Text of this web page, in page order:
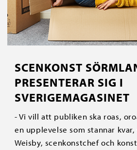
SCENKONST
PRESENTERAR SIG I
SVERIGEMAGASINET
- Vi vill att publiken ska roas,
en upplevelse som stannar kvar,
Weisby, scenkonstchef och